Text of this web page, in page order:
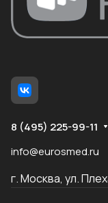
8 (495) 225-99-11
info@eurosmed.ru
г. Москва, ул.